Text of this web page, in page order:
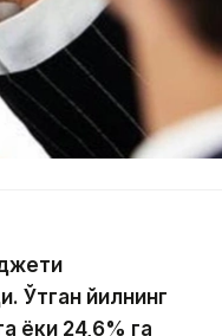
Ўтган йилнинг
ёки 24,6% га